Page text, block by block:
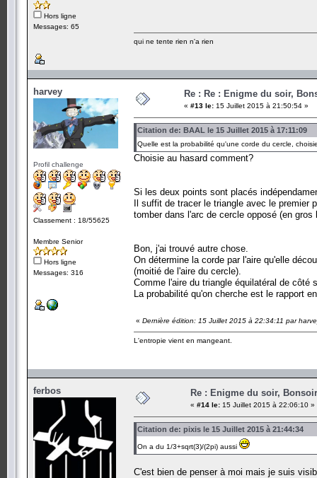
Hors ligne
Messages: 65
qui ne tente rien n'a rien
harvey
Profil challenge
Classement : 18/55625
Membre Senior
Hors ligne
Messages: 316
Re : Re : Enigme du soir,
« #13 le: 15 Juillet 2015 à 21:50:54 »
Citation de: BAAL le 15 Juillet 2015 à 17:11:09
Quelle est la probabilité qu'une corde du cercle,
Choisie au hasard comment?
Si les deux points sont placés
Il suffit de tracer le triangle avec le
tomber dans l'arc de cercle opposé (en gros
Bon, j'ai trouvé autre chose.
On détermine la corde par l'aire qu'elle
(moitié de l'aire du cercle).
Comme l'aire du triangle équilatéral de côté
La probabilité qu'on cherche est le rapport
« Dernière édition: 15 Juillet 2015 à 22:34:11 par
L'entropie vient en mangeant.
ferbos Re : Enigme du soir,
« #14 le: 15 Juillet 2015 à 22:06:10 »
Citation de: pixis le 15 Juillet 2015 à 21:44:34
On a du 1/3+sqrt(3)/(2pi) aussi
C'est bien de penser à moi mais je suis